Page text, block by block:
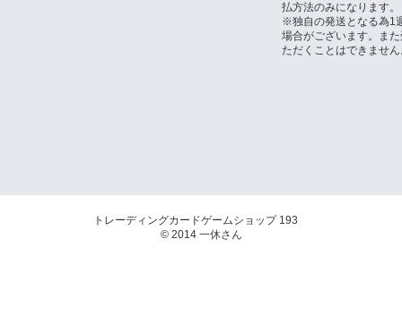
払方法のみになります。
※独自の発送となる為1
場合がございます。ま
ただくことはできませ
トレーディングカードゲームショップ 193
© 2014 一休さん